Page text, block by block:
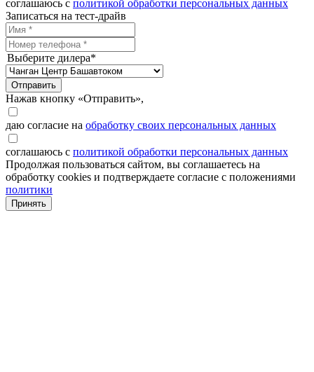
соглашаюсь с политикой обработки персональных данных
Записаться на тест-драйв
Выберите дилера*
Отправить
Нажав кнопку «Отправить»,
даю согласие на обработку своих персональных данных
соглашаюсь с политикой обработки персональных данных
Продолжая пользоваться сайтом, вы соглашаетесь на
обработку cookies и подтверждаете согласие с положениями
политики
Принять